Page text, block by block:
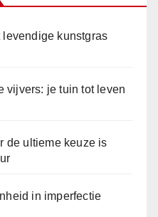
levendige kunstgras
vijvers: je tuin tot leven
de ultieme keuze is
in imperfectie